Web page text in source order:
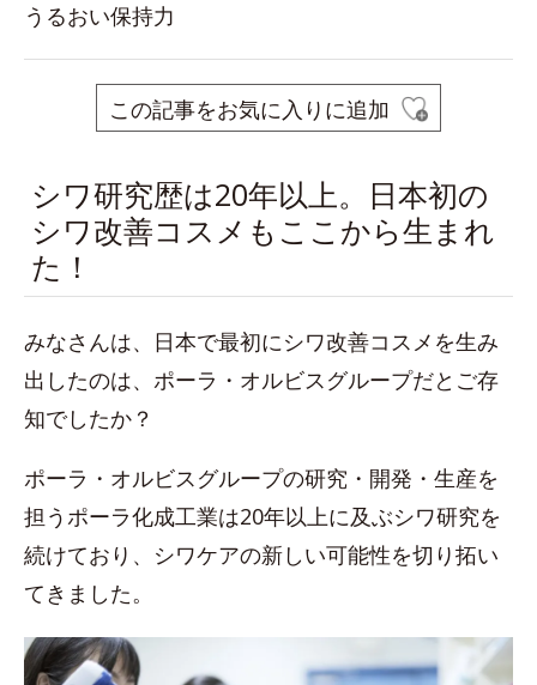
うるおい保持力
この記事をお気に入りに追加
シワ研究歴は20年以上。日本初の
シワ改善コスメもここから生まれ
た！
みなさんは、日本で最初にシワ改善コスメを生み
出したのは、ポーラ・オルビスグループだとご存
知でしたか？
ポーラ・オルビスグループの研究・開発・生産を
担うポーラ化成工業は20年以上に及ぶシワ研究を
続けており、シワケアの新しい可能性を切り拓い
てきました。